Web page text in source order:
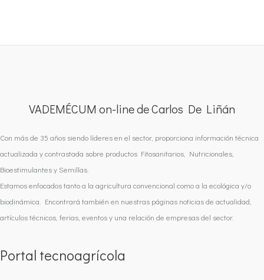
VADEMÉCUM on-line de Carlos De Liñán
Con más de 35 años siendo líderes en el sector, proporciona información técnica
actualizada y contrastada sobre productos Fitosanitarios, Nutricionales,
Bioestimulantes y Semillas.
Estamos enfocados tanto a la agricultura convencional como a la ecológica y/o
biodinámica. Encontrará también en nuestras páginas noticias de actualidad,
artículos técnicos, ferias, eventos y una relación de empresas del sector.
Portal tecnoagrícola